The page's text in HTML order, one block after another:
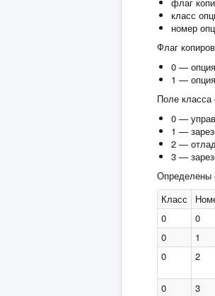
класс
номер
Флаг
0 —
1 —
Поле класса
0 —
1 —
2 —
3 —
Определены
Класс
0
0
0
1
0
2
0
3